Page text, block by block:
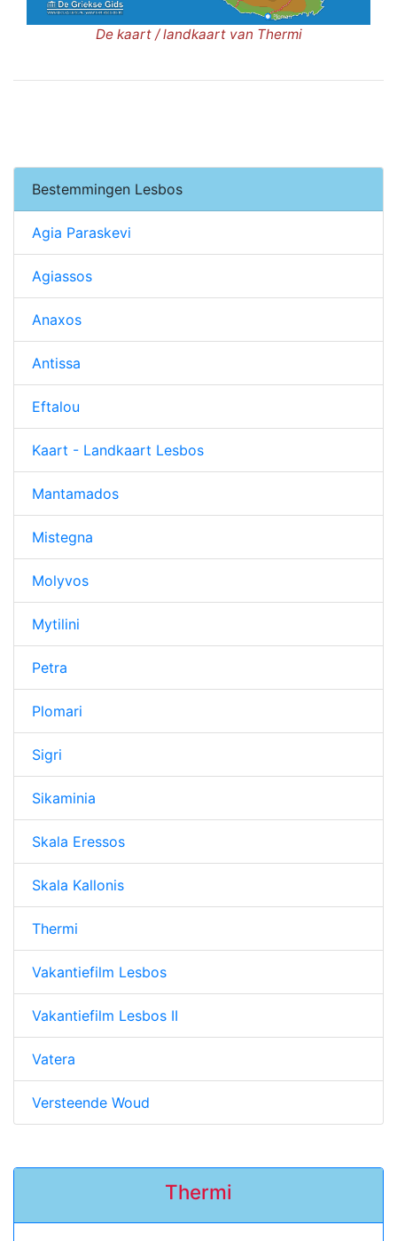
De kaart / landkaart van Thermi
Bestemmingen Lesbos
Agia Paraskevi
Agiassos
Anaxos
Antissa
Eftalou
Kaart - Landkaart Lesbos
Mantamados
Mistegna
Molyvos
Mytilini
Petra
Plomari
Sigri
Sikaminia
Skala Eressos
Skala Kallonis
Thermi
Vakantiefilm Lesbos
Vakantiefilm Lesbos II
Vatera
Versteende Woud
Thermi